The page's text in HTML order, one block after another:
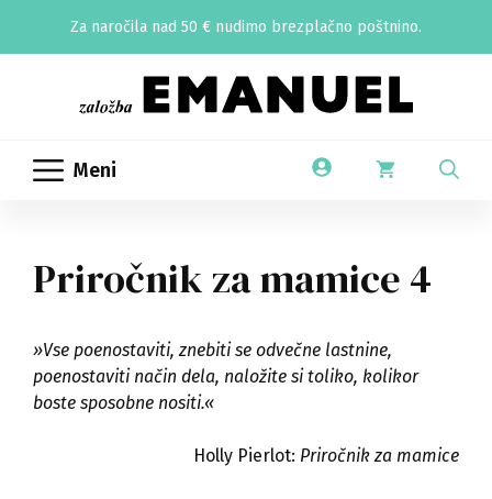
Za naročila nad 50 € nudimo brezplačno poštnino.
Meni
Priročnik za mamice 4
»Vse poenostaviti, znebiti se odvečne lastnine,
poenostaviti način dela, naložite si toliko, kolikor
boste sposobne nositi.«
Holly Pierlot: Priročnik za mamice